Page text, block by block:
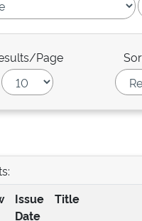
Page
Issue
Date
Title